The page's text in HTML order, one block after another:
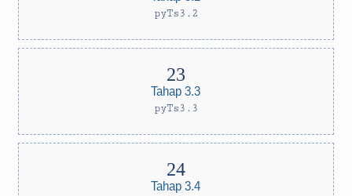
pyTs3.2
Tahap 3.3
pyTs3.3
Tahap 3.4